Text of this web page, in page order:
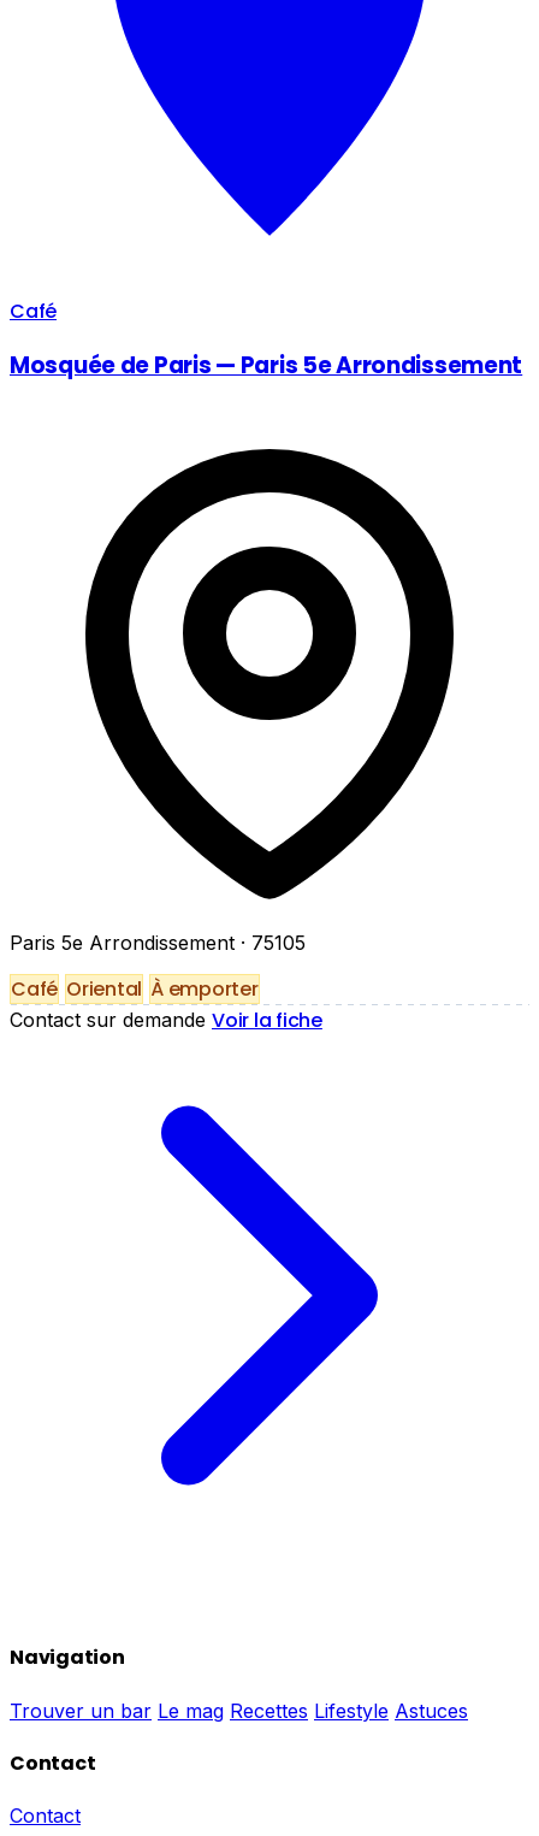
Café
Mosquée de Paris — Paris 5e Arrondissement
Paris 5e Arrondissement · 75105
Café Oriental À emporter
Contact sur demande Voir la fiche
Navigation
Trouver un bar Le mag Recettes Lifestyle Astuces
Contact
Contact